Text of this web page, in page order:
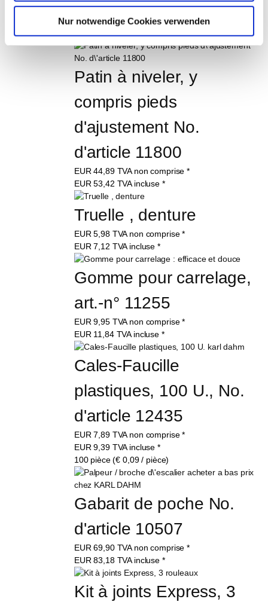
Nur notwendige Cookies verwenden
EUR36,40TVA non comprise *
EUR43,32TVA incluse *
Patin à niveler, y
compris pieds
d'ajustement No.
d'article 11800
EUR44,89 TVA non comprise *
EUR53,42 TVA incluse *
Truelle , denture
EUR5,98 TVA non comprise *
EUR7,12 TVA incluse *
Gomme pour carrelage,
art.-n° 11255
EUR9,95 TVA non comprise *
EUR 11,84 TVA incluse *
Cales-Faucille
plastiques, 100 U., No.
d'article 12435
EUR7,89 TVA non comprise *
EUR9,39 TVA incluse *
100 pièce (€ 0,09 / pièce)
Gabarit de poche No.
d'article 10507
EUR69,90 TVA non comprise *
EUR83,18 TVA incluse *
Kit à joints Express, 3